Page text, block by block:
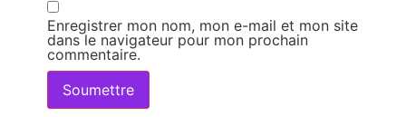
Enregistrer mon nom, mon e-mail et mon site
dans le navigateur pour mon prochain
commentaire.